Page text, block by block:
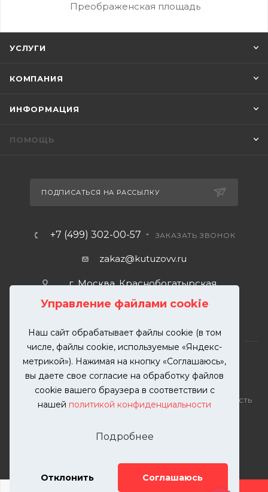
Управление файлами cookie
Наш сайт обрабатывает файлы cookie (в том
числе, файлы cookie, используемые «Яндекс-
метрикой»). Нажимая на кнопку «Соглашаюсь»,
вы даете свое согласие на обработку файлов
cookie вашего браузера в соответствии с
нашей политикой конфиденциальности
Подробнее
Отклонить Соглашаюсь
Преображенская площадь
УСЛУГИ
КОМПАНИЯ
ИНФОРМАЦИЯ
ПОМОЩЬ
ПОДПИСАТЬСЯ НА РАССЫЛКУ
+7 (499) 302-00-57 ЗАКАЗАТЬ ЗВОНОК
zakaz@kutuzovv.ru
г. Москва, Краснобогатырская
2026 © KUTUZOVV | Кузовной ремонт и покраска
автомобилей. Вся информация на сайте – собственность
разрешения запрещена. Все права защищены.
Телефон: 8(499)-302-00-57